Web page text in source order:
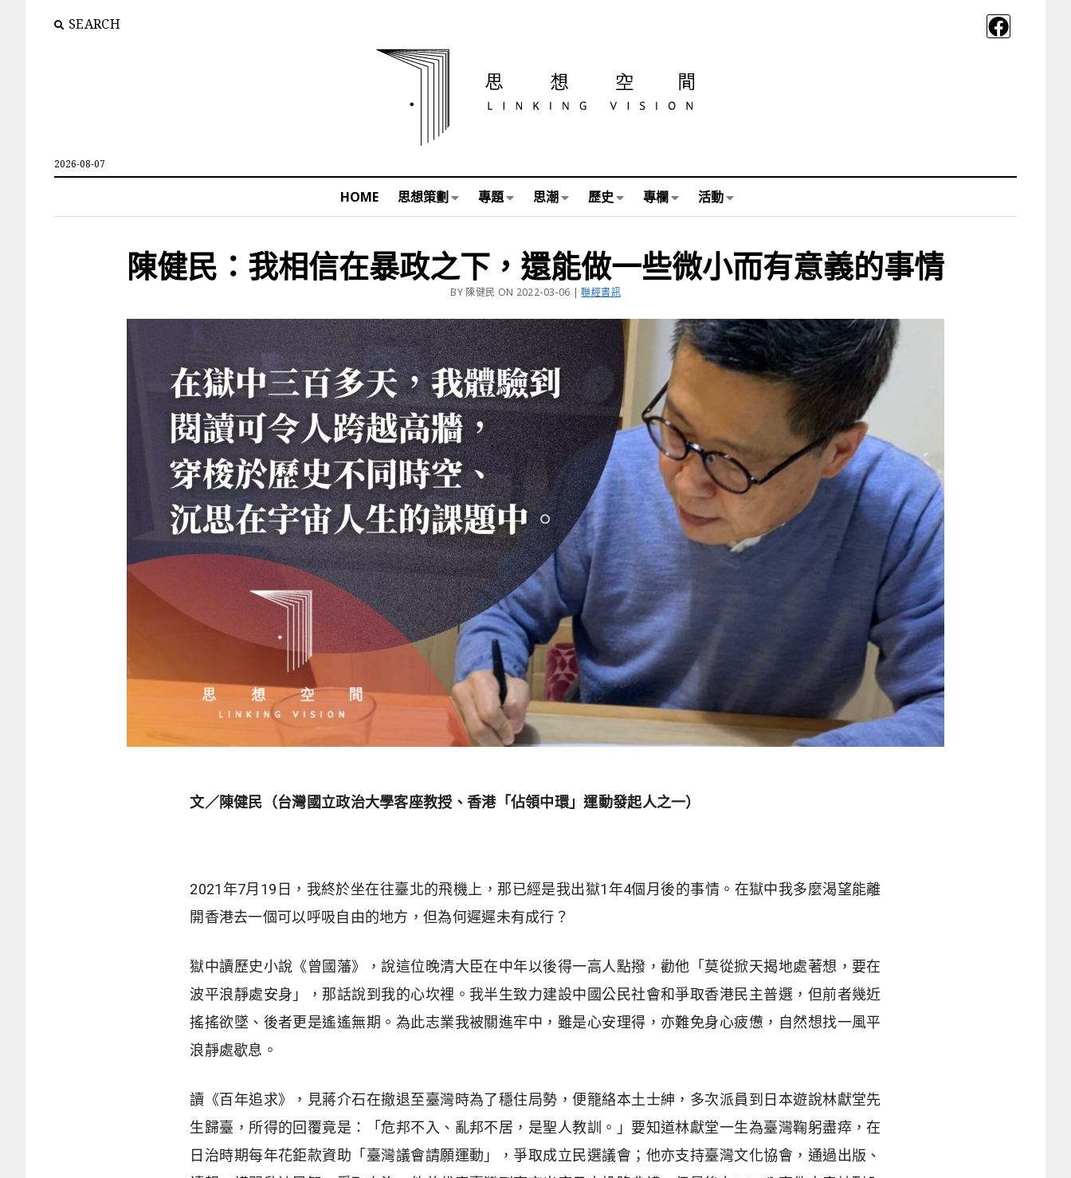
SEARCH
2026-08-07
HOME 思想策劃 專題 思潮 歷史 專欄 活動
陳健民：我相信在暴政之下，還能做一些微小而有意義的事情
BY 陳健民 ON 2022-03-06 |聯經書訊
文／陳健民（台灣國立政治大學客座教授、香港「佔領中環」運動發起人之一）
2021年7月19日，我終於坐在往臺北的飛機上，那已經是我出獄1年4個月後的事情。在獄中我多麼渴望能離
開香港去一個可以呼吸自由的地方，但為何遲遲未有成行？
獄中讀歷史小說《曾國藩》，說這位晚清大臣在中年以後得一高人點撥，勸他「莫從掀天揭地處著想，要在
波平浪靜處安身」，那話說到我的心坎裡。我半生致力建設中國公民社會和爭取香港民主普選，但前者幾近
搖搖欲墜、後者更是遙遙無期。為此志業我被關進牢中，雖是心安理得，亦難免身心疲憊，自然想找一風平
浪靜處歇息。
讀《百年追求》，見蔣介石在撤退至臺灣時為了穩住局勢，便籠絡本土士紳，多次派員到日本遊說林獻堂先
生歸臺，所得的回覆竟是：「危邦不入、亂邦不居，是聖人教訓。」要知道林獻堂一生為臺灣鞠躬盡瘁，在
日治時期每年花鉅款資助「臺灣議會請願運動」，爭取成立民選議會；他亦支持臺灣文化協會，通過出版、